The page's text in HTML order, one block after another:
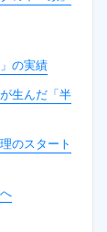
の実績
生んだ「半
のスタート